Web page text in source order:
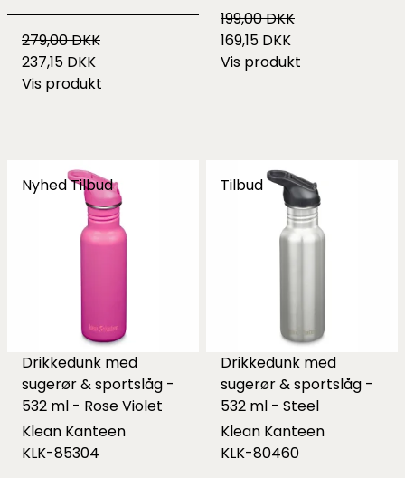
279,00 DKK
237,15 DKK
Vis produkt
199,00 DKK
169,15 DKK
Vis produkt
NyhedTilbud
Drikkedunk med
sugerør & sportslåg -
532 ml - Rose Violet
Klean Kanteen
KLK-85304
Tilbud
Drikkedunk med
sugerør & sportslåg -
532 ml - Steel
Klean Kanteen
KLK-80460